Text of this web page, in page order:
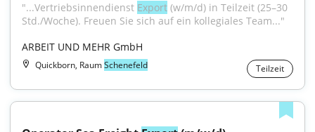
"...Vertriebsinnendienst Export (w/m/d) in Teilzeit (25–30
Std./Woche). Freuen Sie sich auf ein kollegiales Team..."
ARBEIT UND MEHR GmbH
Quickborn, RaumSchenefeld Teilzeit